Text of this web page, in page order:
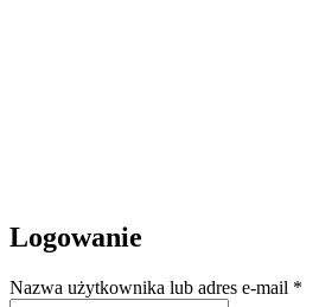
Logowanie
Nazwa użytkownika lub adres e-mail *